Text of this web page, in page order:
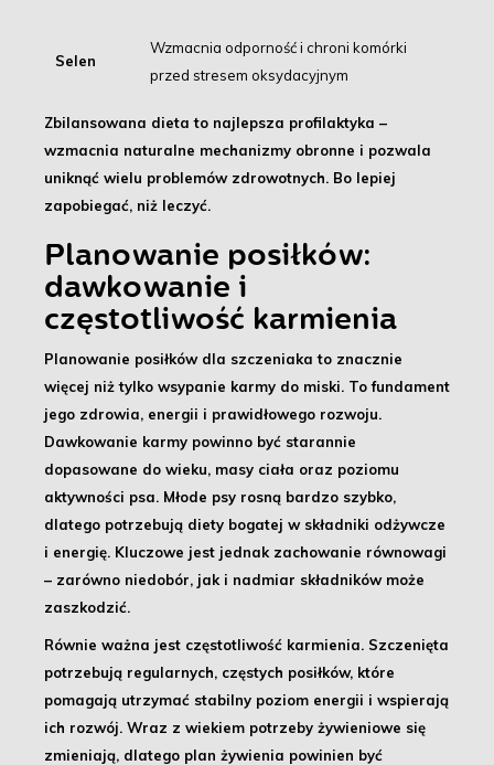
Selen
Wzmacnia odporność i chroni komórki
przed stresem oksydacyjnym
Zbilansowana dieta to najlepsza profilaktyka –
wzmacnia naturalne mechanizmy obronne i pozwala
uniknąć wielu problemów zdrowotnych. Bo lepiej
zapobiegać, niż leczyć.
Planowanie posiłków:
dawkowanie i
częstotliwość karmienia
Planowanie posiłków dla szczeniaka to znacznie
więcej niż tylko wsypanie karmy do miski. To fundament
jego zdrowia, energii i prawidłowego rozwoju.
Dawkowanie karmy powinno być starannie
dopasowane do wieku, masy ciała oraz poziomu
aktywności psa. Młode psy rosną bardzo szybko,
dlatego potrzebują diety bogatej w składniki odżywcze
i energię. Kluczowe jest jednak zachowanie równowagi
– zarówno niedobór, jak i nadmiar składników może
zaszkodzić.
Równie ważna jest częstotliwość karmienia. Szczenięta
potrzebują regularnych, częstych posiłków, które
pomagają utrzymać stabilny poziom energii i wspierają
ich rozwój. Wraz z wiekiem potrzeby żywieniowe się
zmieniają, dlatego plan żywienia powinien być